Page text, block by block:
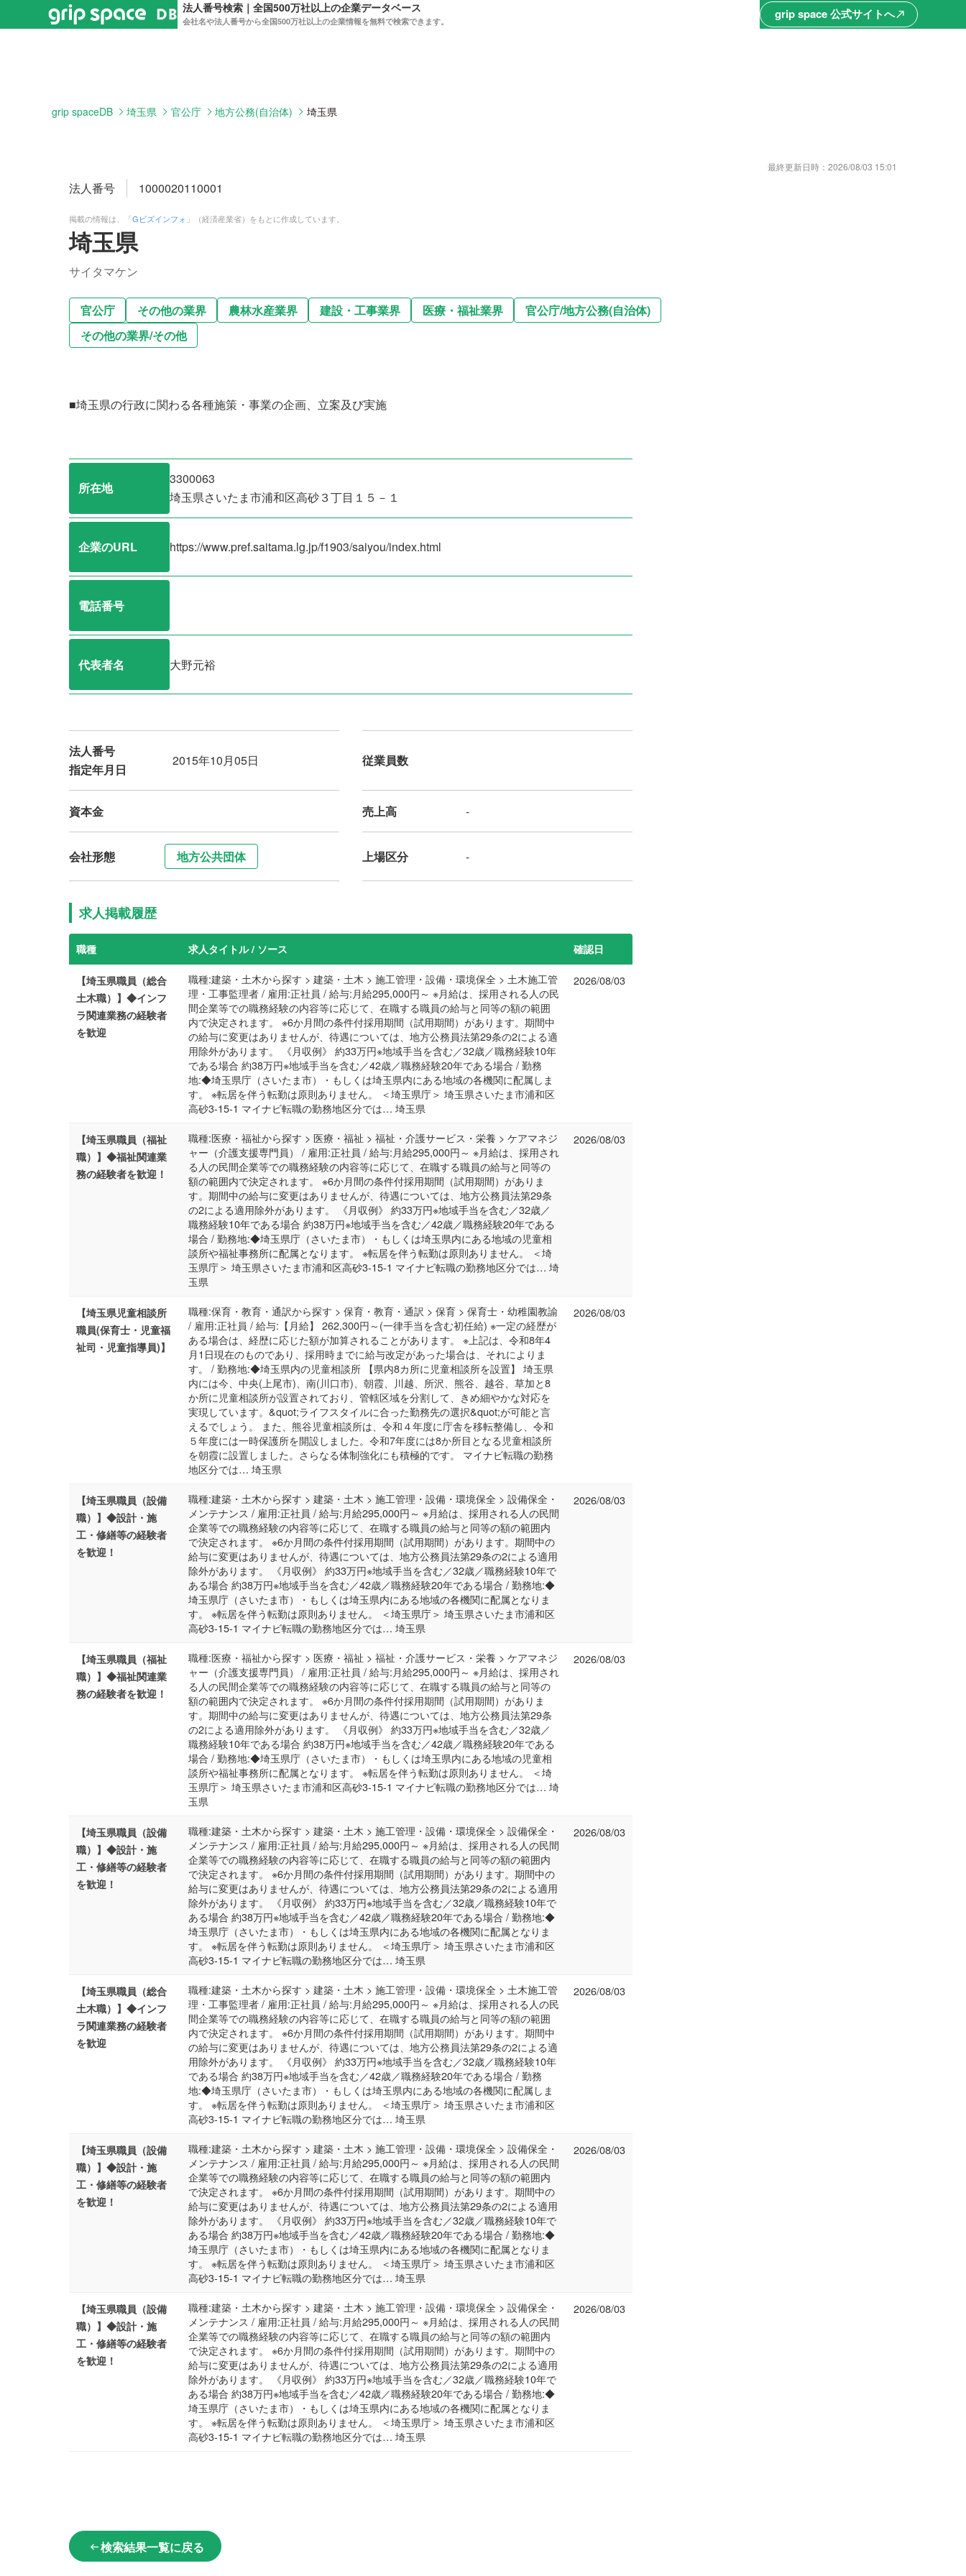
法人番号検索｜全国500万社以上の企業データベース
会社名や法人番号から全国500万社以上の企業情報を無料で検索できます。 grip space 公式サイトへnorth_east
grip spaceDB 埼玉県 官公庁 地方公務(自治体) 埼玉県
最終更新日時： 2026/08/03 15:01
法人番号 1000020110001
掲載の情報は、「Gビズインフォ 」（経済産業省）をもとに作成しています。
埼玉県
サイタマケン
官公庁 その他の業界 農林水産業界 建設・工事業界 医療・福祉業界 官公庁/地方公務(自治体)
その他の業界/その他
■埼玉県の行政に関わる各種施策・事業の企画、立案及び実施
所在地
3300063
埼玉県さいたま市浦和区高砂３丁目１５－１
企業のURL https://www.pref.saitama.lg.jp/f1903/saiyou/index.html
電話番号
代表者名 大野元裕
法人番号
指定年月日
2015年10月05日 従業員数
資本金 売上高 -
会社形態 地方公共団体 上場区分 -
求人掲載履歴
職種 求人タイトル / ソース 確認日
【埼玉県職員（総合
土木職）】◆インフ
ラ関連業務の経験者
を歓迎
職種:建築・土木から探す > 建築・土木 > 施工管理・設備・環境保全 > 土木施工管
理・工事監理者 / 雇用:正社員 / 給与:月給295,000円～ ※月給は、採用される人の民
間企業等での職務経験の内容等に応じて、在職する職員の給与と同等の額の範囲
内で決定されます。 ※6か月間の条件付採用期間（試用期間）があります。期間中
の給与に変更はありませんが、待遇については、地方公務員法第29条の2による適
用除外があります。 《月収例》 約33万円※地域手当を含む／32歳／職務経験10年
である場合 約38万円※地域手当を含む／42歳／職務経験20年である場合 / 勤務
地:◆埼玉県庁（さいたま市）・もしくは埼玉県内にある地域の各機関に配属しま
す。 ※転居を伴う転勤は原則ありません。 ＜埼玉県庁＞ 埼玉県さいたま市浦和区
高砂3-15-1 マイナビ転職の勤務地区分では… 埼玉県
2026/08/03
【埼玉県職員（福祉
職）】◆福祉関連業
務の経験者を歓迎！
職種:医療・福祉から探す > 医療・福祉 > 福祉・介護サービス・栄養 > ケアマネジ
ャー（介護支援専門員） / 雇用:正社員 / 給与:月給295,000円～ ※月給は、採用され
る人の民間企業等での職務経験の内容等に応じて、在職する職員の給与と同等の
額の範囲内で決定されます。 ※6か月間の条件付採用期間（試用期間）がありま
す。期間中の給与に変更はありませんが、待遇については、地方公務員法第29条
の2による適用除外があります。 《月収例》 約33万円※地域手当を含む／32歳／
職務経験10年である場合 約38万円※地域手当を含む／42歳／職務経験20年である
場合 / 勤務地:◆埼玉県庁（さいたま市）・もしくは埼玉県内にある地域の児童相
談所や福祉事務所に配属となります。 ※転居を伴う転勤は原則ありません。 ＜埼
玉県庁＞ 埼玉県さいたま市浦和区高砂3-15-1 マイナビ転職の勤務地区分では… 埼
玉県
2026/08/03
【埼玉県児童相談所
職員(保育士・児童福
祉司・児童指導員)】
職種:保育・教育・通訳から探す > 保育・教育・通訳 > 保育 > 保育士・幼稚園教諭
/ 雇用:正社員 / 給与:【月給】 262,300円～(一律手当を含む初任給) ※一定の経歴が
ある場合は、経歴に応じた額が加算されることがあります。 ※上記は、令和8年4
月1日現在のものであり、採用時までに給与改定があった場合は、それによりま
す。 / 勤務地:◆埼玉県内の児童相談所 【県内8カ所に児童相談所を設置】 埼玉県
内には今、中央(上尾市)、南(川口市)、朝霞、川越、所沢、熊谷、越谷、草加と8
か所に児童相談所が設置されており、管轄区域を分割して、きめ細やかな対応を
実現しています。&quot;ライフスタイルに合った勤務先の選択&quot;が可能と言
えるでしょう。 また、熊谷児童相談所は、令和４年度に庁舎を移転整備し、令和
５年度には一時保護所を開設しました。令和7年度には8か所目となる児童相談所
を朝霞に設置しました。さらなる体制強化にも積極的です。 マイナビ転職の勤務
地区分では… 埼玉県
2026/08/03
【埼玉県職員（設備
職）】◆設計・施
工・修繕等の経験者
を歓迎！
職種:建築・土木から探す > 建築・土木 > 施工管理・設備・環境保全 > 設備保全・
メンテナンス / 雇用:正社員 / 給与:月給295,000円～ ※月給は、採用される人の民間
企業等での職務経験の内容等に応じて、在職する職員の給与と同等の額の範囲内
で決定されます。 ※6か月間の条件付採用期間（試用期間）があります。期間中の
給与に変更はありませんが、待遇については、地方公務員法第29条の2による適用
除外があります。 《月収例》 約33万円※地域手当を含む／32歳／職務経験10年で
ある場合 約38万円※地域手当を含む／42歳／職務経験20年である場合 / 勤務地:◆
埼玉県庁（さいたま市）・もしくは埼玉県内にある地域の各機関に配属となりま
す。 ※転居を伴う転勤は原則ありません。 ＜埼玉県庁＞ 埼玉県さいたま市浦和区
高砂3-15-1 マイナビ転職の勤務地区分では… 埼玉県
2026/08/03
【埼玉県職員（福祉
職）】◆福祉関連業
務の経験者を歓迎！
職種:医療・福祉から探す > 医療・福祉 > 福祉・介護サービス・栄養 > ケアマネジ
ャー（介護支援専門員） / 雇用:正社員 / 給与:月給295,000円～ ※月給は、採用され
る人の民間企業等での職務経験の内容等に応じて、在職する職員の給与と同等の
額の範囲内で決定されます。 ※6か月間の条件付採用期間（試用期間）がありま
す。期間中の給与に変更はありませんが、待遇については、地方公務員法第29条
の2による適用除外があります。 《月収例》 約33万円※地域手当を含む／32歳／
職務経験10年である場合 約38万円※地域手当を含む／42歳／職務経験20年である
場合 / 勤務地:◆埼玉県庁（さいたま市）・もしくは埼玉県内にある地域の児童相
談所や福祉事務所に配属となります。 ※転居を伴う転勤は原則ありません。 ＜埼
玉県庁＞ 埼玉県さいたま市浦和区高砂3-15-1 マイナビ転職の勤務地区分では… 埼
玉県
2026/08/03
【埼玉県職員（設備
職）】◆設計・施
工・修繕等の経験者
を歓迎！
職種:建築・土木から探す > 建築・土木 > 施工管理・設備・環境保全 > 設備保全・
メンテナンス / 雇用:正社員 / 給与:月給295,000円～ ※月給は、採用される人の民間
企業等での職務経験の内容等に応じて、在職する職員の給与と同等の額の範囲内
で決定されます。 ※6か月間の条件付採用期間（試用期間）があります。期間中の
給与に変更はありませんが、待遇については、地方公務員法第29条の2による適用
除外があります。 《月収例》 約33万円※地域手当を含む／32歳／職務経験10年で
ある場合 約38万円※地域手当を含む／42歳／職務経験20年である場合 / 勤務地:◆
埼玉県庁（さいたま市）・もしくは埼玉県内にある地域の各機関に配属となりま
す。 ※転居を伴う転勤は原則ありません。 ＜埼玉県庁＞ 埼玉県さいたま市浦和区
高砂3-15-1 マイナビ転職の勤務地区分では… 埼玉県
2026/08/03
【埼玉県職員（総合
土木職）】◆インフ
ラ関連業務の経験者
を歓迎
職種:建築・土木から探す > 建築・土木 > 施工管理・設備・環境保全 > 土木施工管
理・工事監理者 / 雇用:正社員 / 給与:月給295,000円～ ※月給は、採用される人の民
間企業等での職務経験の内容等に応じて、在職する職員の給与と同等の額の範囲
内で決定されます。 ※6か月間の条件付採用期間（試用期間）があります。期間中
の給与に変更はありませんが、待遇については、地方公務員法第29条の2による適
用除外があります。 《月収例》 約33万円※地域手当を含む／32歳／職務経験10年
である場合 約38万円※地域手当を含む／42歳／職務経験20年である場合 / 勤務
地:◆埼玉県庁（さいたま市）・もしくは埼玉県内にある地域の各機関に配属しま
す。 ※転居を伴う転勤は原則ありません。 ＜埼玉県庁＞ 埼玉県さいたま市浦和区
高砂3-15-1 マイナビ転職の勤務地区分では… 埼玉県
2026/08/03
【埼玉県職員（設備
職）】◆設計・施
工・修繕等の経験者
を歓迎！
職種:建築・土木から探す > 建築・土木 > 施工管理・設備・環境保全 > 設備保全・
メンテナンス / 雇用:正社員 / 給与:月給295,000円～ ※月給は、採用される人の民間
企業等での職務経験の内容等に応じて、在職する職員の給与と同等の額の範囲内
で決定されます。 ※6か月間の条件付採用期間（試用期間）があります。期間中の
給与に変更はありませんが、待遇については、地方公務員法第29条の2による適用
除外があります。 《月収例》 約33万円※地域手当を含む／32歳／職務経験10年で
ある場合 約38万円※地域手当を含む／42歳／職務経験20年である場合 / 勤務地:◆
埼玉県庁（さいたま市）・もしくは埼玉県内にある地域の各機関に配属となりま
す。 ※転居を伴う転勤は原則ありません。 ＜埼玉県庁＞ 埼玉県さいたま市浦和区
高砂3-15-1 マイナビ転職の勤務地区分では… 埼玉県
2026/08/03
【埼玉県職員（設備
職）】◆設計・施
工・修繕等の経験者
を歓迎！
職種:建築・土木から探す > 建築・土木 > 施工管理・設備・環境保全 > 設備保全・
メンテナンス / 雇用:正社員 / 給与:月給295,000円～ ※月給は、採用される人の民間
企業等での職務経験の内容等に応じて、在職する職員の給与と同等の額の範囲内
で決定されます。 ※6か月間の条件付採用期間（試用期間）があります。期間中の
給与に変更はありませんが、待遇については、地方公務員法第29条の2による適用
除外があります。 《月収例》 約33万円※地域手当を含む／32歳／職務経験10年で
ある場合 約38万円※地域手当を含む／42歳／職務経験20年である場合 / 勤務地:◆
埼玉県庁（さいたま市）・もしくは埼玉県内にある地域の各機関に配属となりま
す。 ※転居を伴う転勤は原則ありません。 ＜埼玉県庁＞ 埼玉県さいたま市浦和区
高砂3-15-1 マイナビ転職の勤務地区分では… 埼玉県
2026/08/03
arrow_left_alt検索結果一覧に戻る